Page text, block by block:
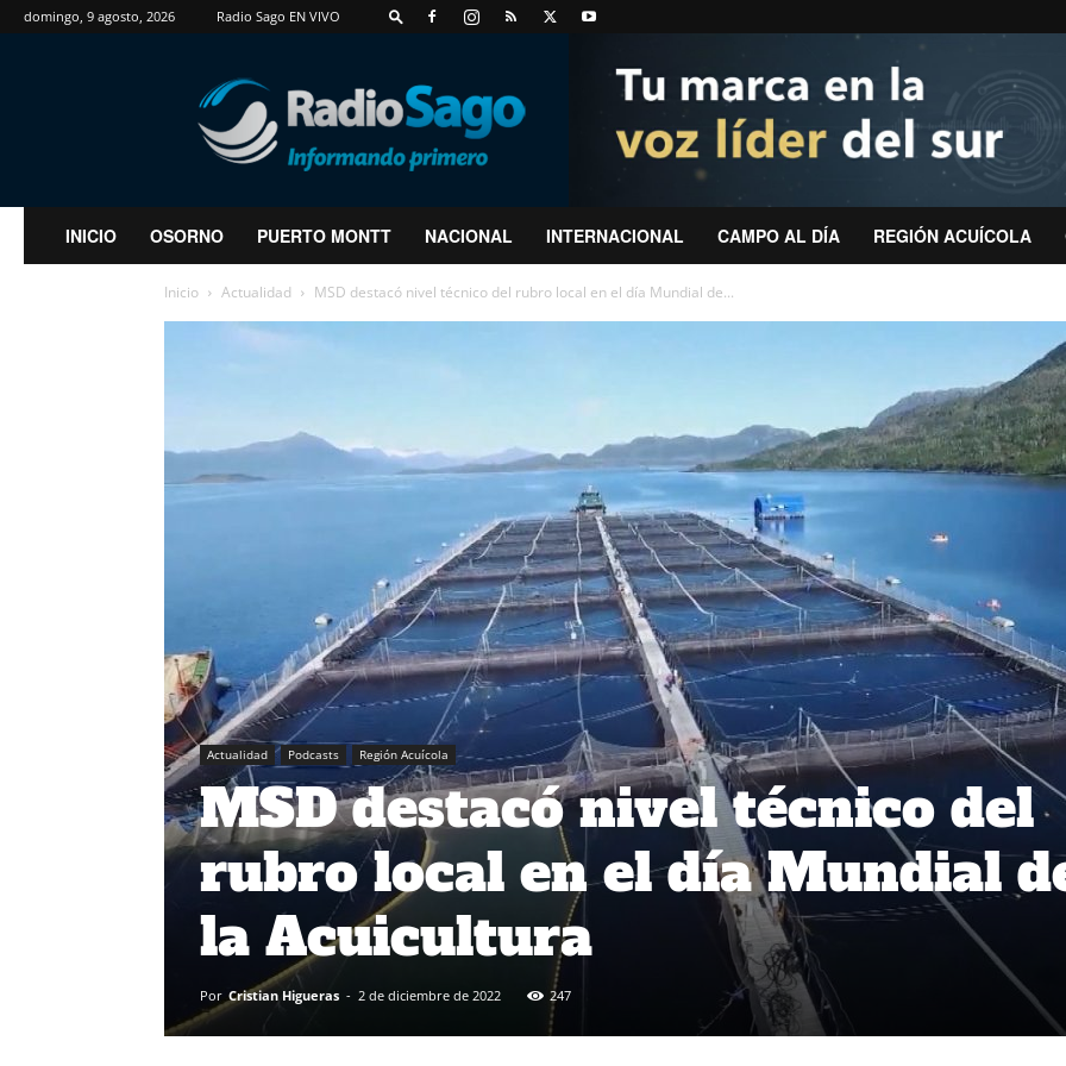
domingo, 9 agosto, 2026 Radio Sago EN VIVO
RadioSago
INICIO OSORNO PUERTO MONTT NACIONAL INTERNACIONAL CAMPO AL DÍA REGIÓN ACUÍCOLA
Inicio Actualidad MSD destacó nivel técnico del rubro local en el día Mundial de...
Actualidad Podcasts Región Acuícola
MSD destacó nivel técnico del
rubro local en el día Mundial
la Acuicultura
Por Cristian Higueras - 2 de diciembre de 2022 247